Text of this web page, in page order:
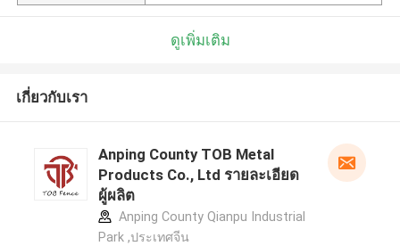
ดูเพิ่มเติม
เกี่ยวกับเรา
Anping County TOB Metal
Products Co., Ltd รายละเอียด
ผู้ผลิต
Anping County Qianpu Industrial
Park ,ประเทศจีน